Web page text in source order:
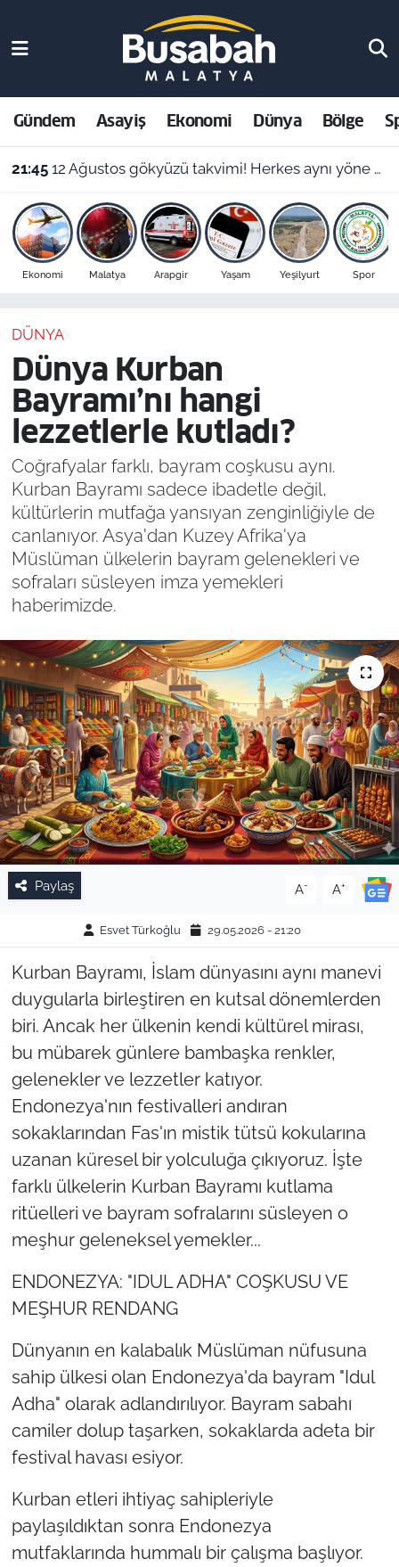
Gündem Asayiş Ekonomi Dünya Bölge
21:45 12 Ağustos gökyüzü takvimi! Herkes aynı yöne bakacak
Ekonomi Malatya Arapgir Yaşam Yeşilyurt Spor
DÜNYA
Dünya Kurban
Bayramı’nı hangi
lezzetlerle kutladı?
Coğrafyalar farklı, bayram coşkusu aynı.
Kurban Bayramı sadece ibadetle değil,
kültürlerin mutfağa yansıyan zenginliğiyle de
canlanıyor. Asya'dan Kuzey Afrika'ya
Müslüman ülkelerin bayram gelenekleri ve
sofraları süsleyen imza yemekleri
haberimizde.
Paylaş A- A+
Esvet Türkoğlu 29.05.2026 - 21:20
Kurban Bayramı, İslam dünyasını aynı manevi
duygularla birleştiren en kutsal dönemlerden
biri. Ancak her ülkenin kendi kültürel mirası,
bu mübarek günlere bambaşka renkler,
gelenekler ve lezzetler katıyor.
Endonezya'nın festivalleri andıran
sokaklarından Fas'ın mistik tütsü kokularına
uzanan küresel bir yolculuğa çıkıyoruz. İşte
farklı ülkelerin Kurban Bayramı kutlama
ritüelleri ve bayram sofralarını süsleyen o
meşhur geleneksel yemekler...
ENDONEZYA: "IDUL ADHA" COŞKUSU VE
MEŞHUR RENDANG
Dünyanın en kalabalık Müslüman nüfusuna
sahip ülkesi olan Endonezya'da bayram "Idul
Adha" olarak adlandırılıyor. Bayram sabahı
camiler dolup taşarken, sokaklarda adeta bir
festival havası esiyor.
Kurban etleri ihtiyaç sahipleriyle
paylaşıldıktan sonra Endonezya
mutfaklarında hummalı bir çalışma başlıyor.
Asayiş
Ekonomi
Dünya
Bölge
Resmi İlanlar
Malatya Nöbetçi Eczaneler
Malatya Hava Durumu
Malatya Namaz Vakitleri
Malatya Trafik Yoğunluk Haritası
Süper Lig Puan Durumu ve Fikstür
Son Dakika Haberleri
Haber Arşivi